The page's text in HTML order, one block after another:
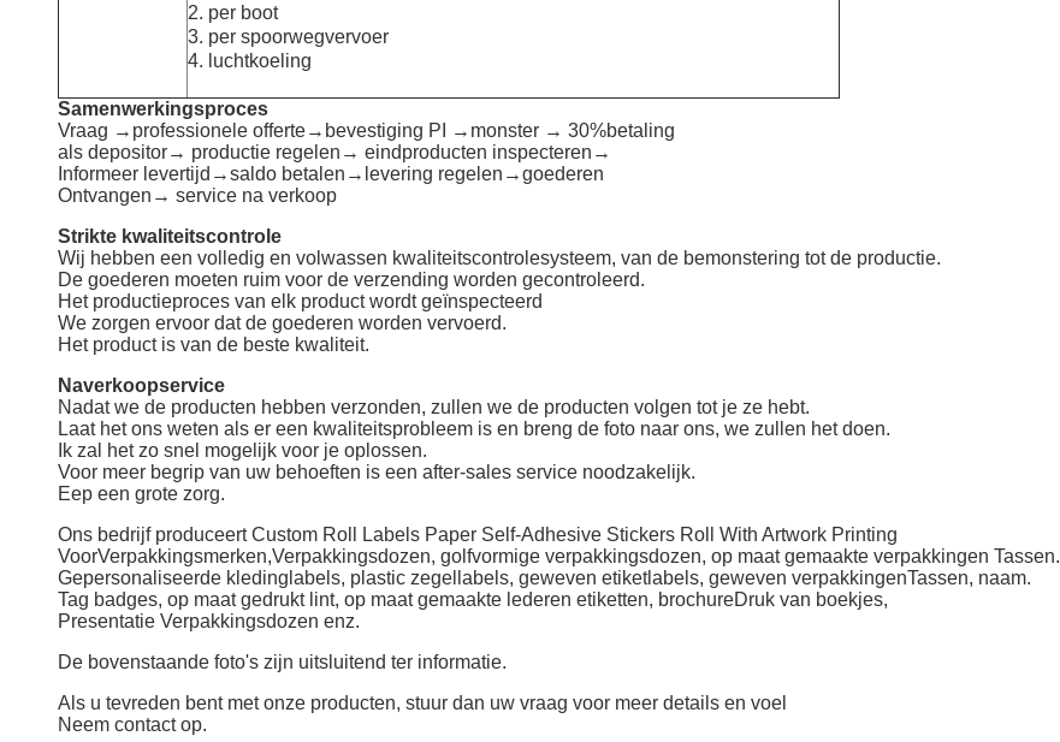
2. per boot
3. per spoorwegvervoer
4. luchtkoeling
Samenwerkingsproces
Vraag →professionele offerte→bevestiging PI →monster → 30%betaling
als depositor→ productie regelen→ eindproducten inspecteren→
Informeer levertijd→saldo betalen→levering regelen→goederen
Ontvangen→ service na verkoop
Strikte kwaliteitscontrole
Wij hebben een volledig en volwassen kwaliteitscontrolesysteem, van de bemonstering tot de productie.
De goederen moeten ruim voor de verzending worden gecontroleerd.
Het productieproces van elk product wordt geïnspecteerd
We zorgen ervoor dat de goederen worden vervoerd.
Het product is van de beste kwaliteit.
Naverkoopservice
Nadat we de producten hebben verzonden, zullen we de producten volgen tot je ze hebt.
Laat het ons weten als er een kwaliteitsprobleem is en breng de foto naar ons, we zullen het doen.
Ik zal het zo snel mogelijk voor je oplossen.
Voor meer begrip van uw behoeften is een after-sales service noodzakelijk.
Eep een grote zorg.
Ons bedrijf produceert Custom Roll Labels Paper Self-Adhesive Stickers Roll With Artwork Printing
VoorVerpakkingsmerken,Verpakkingsdozen, golfvormige verpakkingsdozen, op maat gemaakte verpakkingen Tassen.
Gepersonaliseerde kledinglabels, plastic zegellabels, geweven etiketlabels, geweven verpakkingenTassen, naam.
Tag badges, op maat gedrukt lint, op maat gemaakte lederen etiketten, brochureDruk van boekjes,
Presentatie Verpakkingsdozen enz.
De bovenstaande foto's zijn uitsluitend ter informatie.
Als u tevreden bent met onze producten, stuur dan uw vraag voor meer details en voel
Neem contact op.